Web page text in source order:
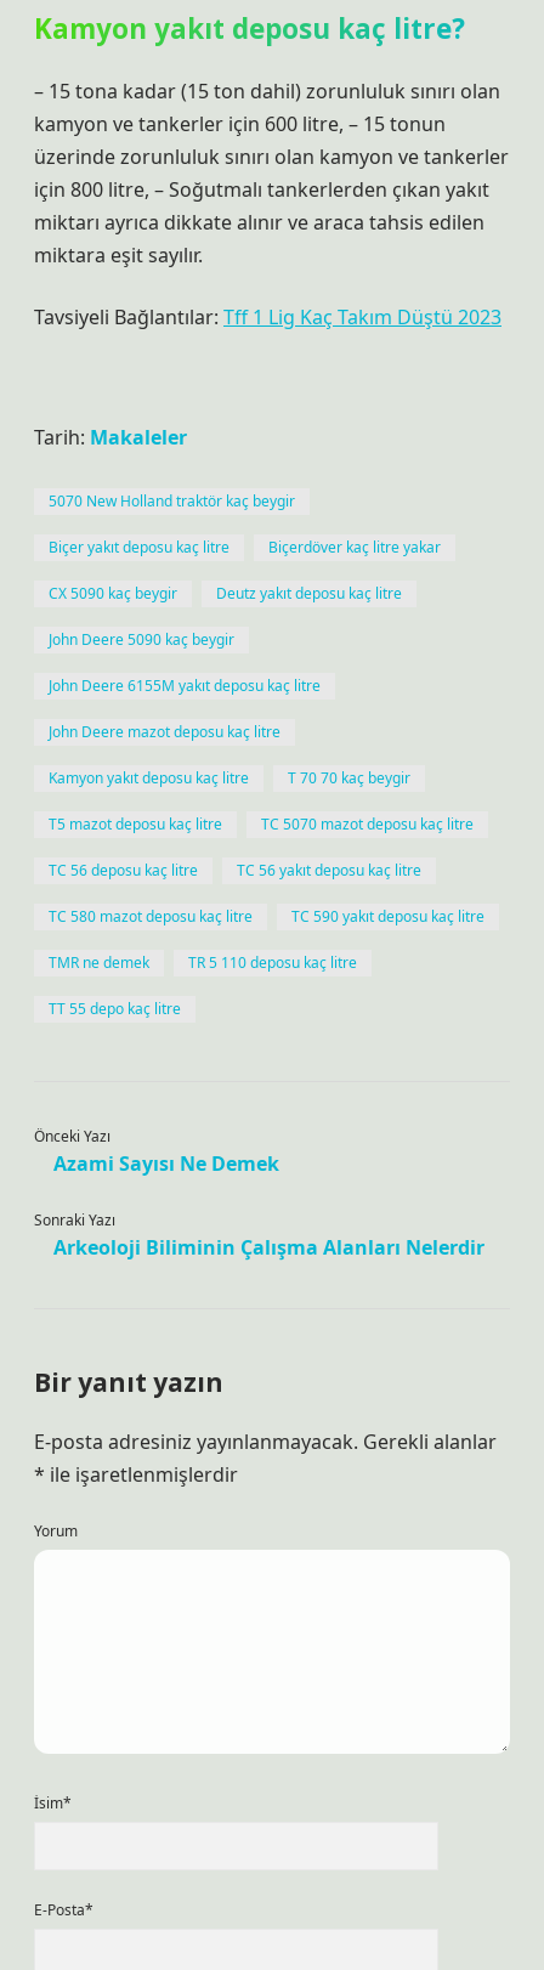
Kamyon yakıt deposu kaç litre?
– 15 tona kadar (15 ton dahil) zorunluluk sınırı olan
kamyon ve tankerler için 600 litre, – 15 tonun
üzerinde zorunluluk sınırı olan kamyon ve tankerler
için 800 litre, – Soğutmalı tankerlerden çıkan yakıt
miktarı ayrıca dikkate alınır ve araca tahsis edilen
miktara eşit sayılır.
Tavsiyeli Bağlantılar: Tff 1 Lig Kaç Takım Düştü 2023
Tarih: Makaleler
5070 New Holland traktör kaç beygir
Biçer yakıt deposu kaç litre Biçerdöver kaç litre yakar
CX 5090 kaç beygir Deutz yakıt deposu kaç litre
John Deere 5090 kaç beygir
John Deere 6155M yakıt deposu kaç litre
John Deere mazot deposu kaç litre
Kamyon yakıt deposu kaç litre T 70 70 kaç beygir
T5 mazot deposu kaç litre TC 5070 mazot deposu kaç litre
TC 56 deposu kaç litre TC 56 yakıt deposu kaç litre
TC 580 mazot deposu kaç litre TC 590 yakıt deposu kaç litre
TMR ne demek TR 5 110 deposu kaç litre
TT 55 depo kaç litre
Önceki Yazı
Azami Sayısı Ne Demek
Sonraki Yazı
Arkeoloji Biliminin Çalışma Alanları Nelerdir
Bir yanıt yazın
E-posta adresiniz yayınlanmayacak. Gerekli alanlar
* ile işaretlenmişlerdir
Yorum
İsim*
E-Posta*